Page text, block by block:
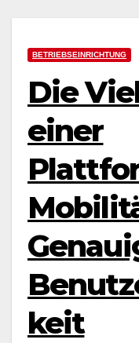
BETRIEBSEINRICHTUNG
Die
einer
keit